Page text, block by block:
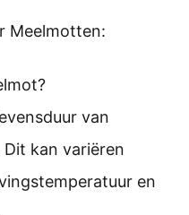
Meelmotten:
van
kan variëren
en